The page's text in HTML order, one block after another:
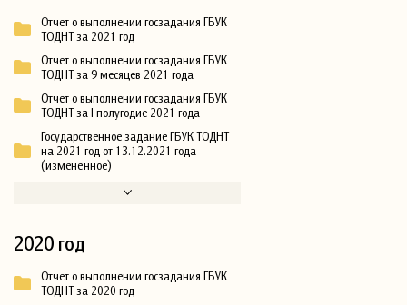
Отчет о выполнении госзадания ГБУК
ТОДНТ за 2021 год
Отчет о выполнении госзадания ГБУК
ТОДНТ за 9 месяцев 2021 года
Отчет о выполнении госзадания ГБУК
ТОДНТ за I полугодие 2021 года
Государственное задание ГБУК ТОДНТ
на 2021 год от 13.12.2021 года
(изменённое)
2020 год
Отчет о выполнении госзадания ГБУК
ТОДНТ за 2020 год